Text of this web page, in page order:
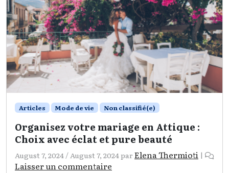
Articles Mode de vie Non classifié(e)
Organisez votre mariage en Attique :
Choix avec éclat et pure beauté
August 7, 2024 /August 7, 2024par Elena Thermioti |
Laisser un commentaire